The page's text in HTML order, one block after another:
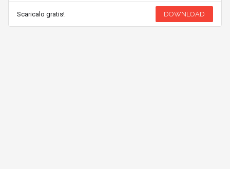
Agenda Digitale e coesione: come gli